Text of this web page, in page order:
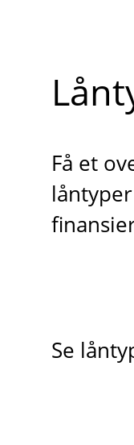
Få et
Se